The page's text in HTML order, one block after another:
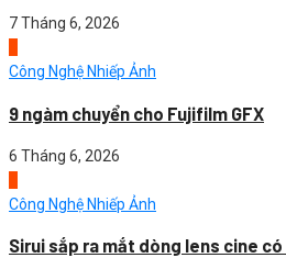
7 Tháng 6, 2026
Công Nghệ Nhiếp Ảnh
9 ngàm chuyển cho Fujifilm GFX
6 Tháng 6, 2026
Công Nghệ Nhiếp Ảnh
Sirui sắp ra mắt dòng lens cine